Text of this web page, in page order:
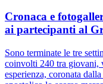
Cronaca e
ai partecipanti al
Sono terminate le tre
coinvolti 240 tra giovani,
esperienza, coronata